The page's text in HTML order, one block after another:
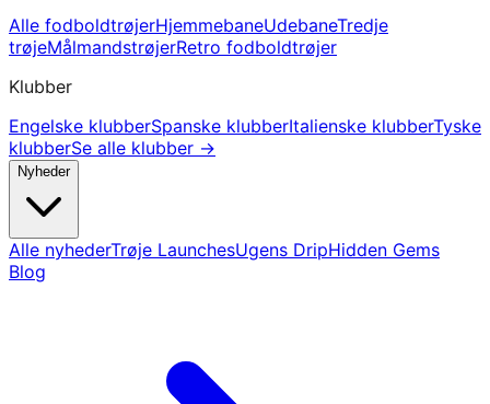
Alle fodboldtrøjerHjemmebaneUdebaneTredje
trøjeMålmandstrøjerRetro fodboldtrøjer
Klubber
Engelske klubberSpanske klubberItalienske klubberTyske
klubberSe alle klubber →
Nyheder
Alle nyhederTrøje LaunchesUgens DripHidden Gems
Blog